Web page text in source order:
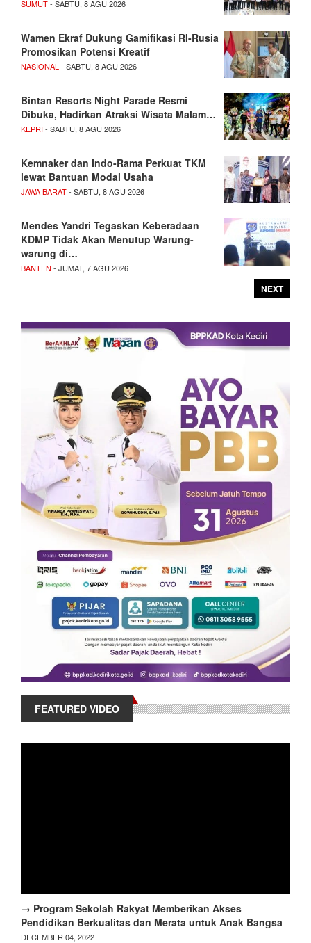
SUMUT- SABTU, 8 AGU 2026
Wamen Ekraf Dukung Gamifikasi RI-Rusia
Promosikan Potensi Kreatif
NASIONAL- SABTU, 8 AGU 2026
Bintan Resorts Night Parade Resmi
Dibuka, Hadirkan Atraksi Wisata Malam…
KEPRI- SABTU, 8 AGU 2026
Kemnaker dan Indo-Rama Perkuat TKM
lewat Bantuan Modal Usaha
JAWA BARAT- SABTU, 8 AGU 2026
Mendes Yandri Tegaskan Keberadaan
KDMP Tidak Akan Menutup Warung-
warung di…
BANTEN - JUMAT, 7 AGU 2026
NEXT
FEATURED VIDEO
→ Program Sekolah Rakyat Memberikan Akses
Pendidikan Berkualitas dan Merata untuk Anak Bangsa
DECEMBER 04, 2022